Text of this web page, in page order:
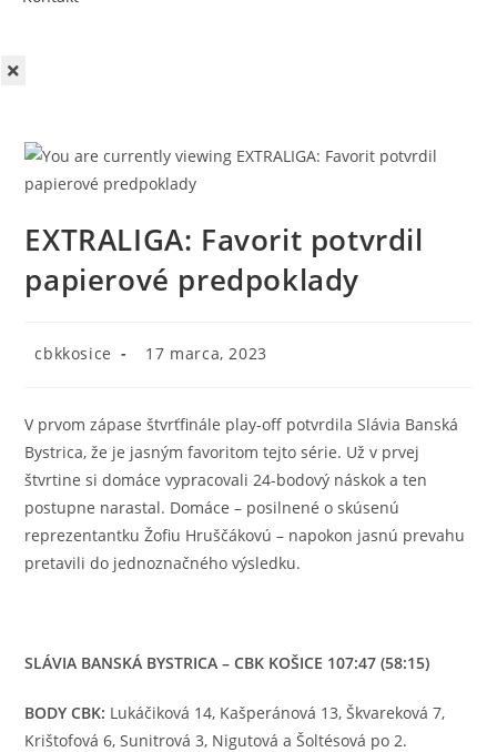
EXTRALIGA: Favorit potvrdil
papierové predpoklady
Post
cbkkosice
Post
17 marca, 2023
V prvom zápase štvrťfinále play-off potvrdila Slávia Banská
Bystrica, že je jasným favoritom tejto série. Už v prvej
štvrtine si domáce vypracovali 24-bodový náskok a ten
postupne narastal. Domáce – posilnené o skúsenú
reprezentantku Žofiu Hruščákovú – napokon jasnú prevahu
pretavili do jednoznačného výsledku.
SLÁVIA BANSKÁ BYSTRICA – CBK KOŠICE 107:47 (58:15)
BODY CBK: Lukáčiková 14, Kašperánová 13, Škvareková 7,
Krištofová 6, Sunitrová 3, Nigutová a Šoltésová po 2.